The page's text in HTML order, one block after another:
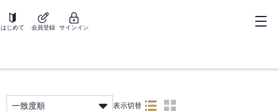
はじめて 会員登録 サインイン
一致度順 表示切替